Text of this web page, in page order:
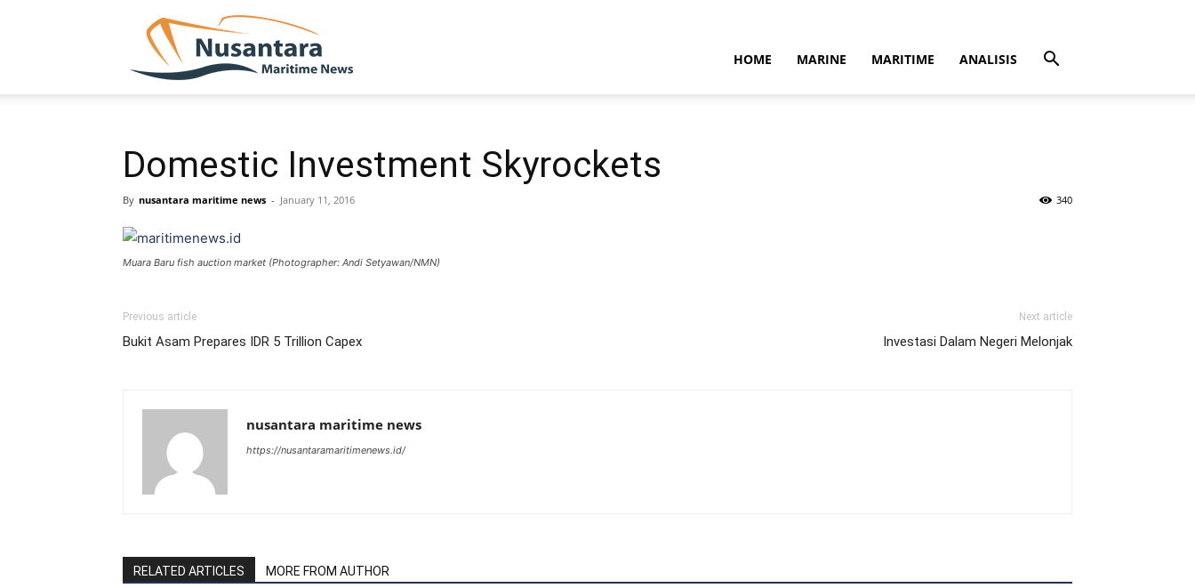
HOME MARINE MARITIME ANALISIS
Domestic Investment Skyrockets
By nusantara maritime news - January 11, 2016 340
Muara Baru fish auction market (Photographer: Andi Setyawan/NMN)
Previous article
Bukit Asam Prepares IDR 5 Trillion Capex
Next article
Investasi Dalam Negeri Melonjak
nusantara maritime news
https://nusantaramaritimenews.id/
RELATED ARTICLES MORE FROM AUTHOR